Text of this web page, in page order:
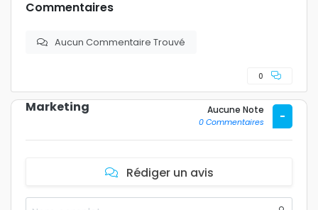
Commentaires
Aucun Commentaire Trouvé
0
Marketing Aucune Note
0 Commentaires -
Rédiger un avis